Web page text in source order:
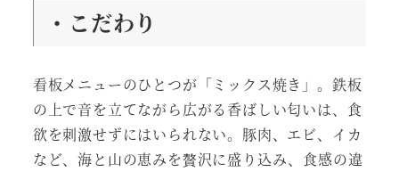
・こだわ り
看板メニューのひとつが「ミックス焼き」。鉄板
の上で音を立てながら広がる香ばしい匂いは、食
欲を刺激せずにはいられない。豚肉、エビ、イカ
など、海と山の恵みを贅沢に盛り込み、食感の違